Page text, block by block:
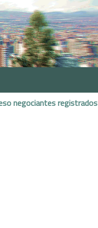
negociantes registrados